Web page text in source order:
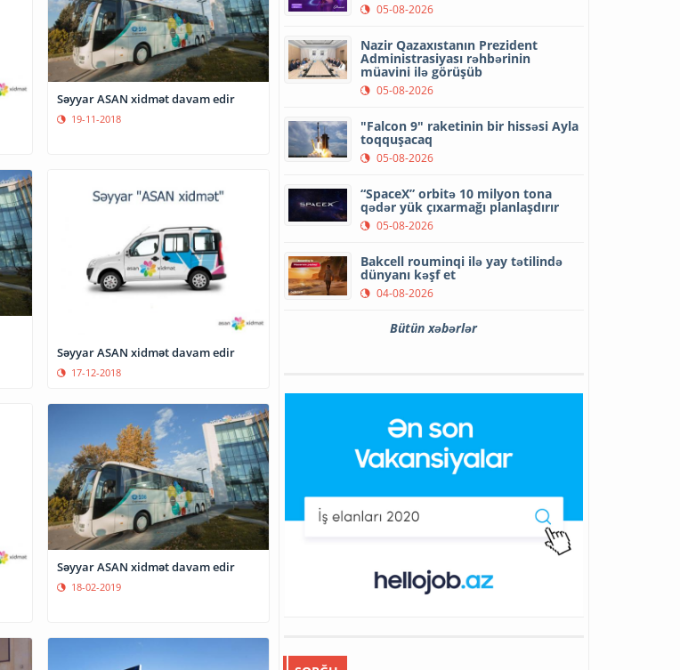
Səyyar ASAN xidmət davam edir
19-11-2018
Səyyar ASAN xidmət davam edir
17-12-2018
Səyyar ASAN xidmət davam edir
18-02-2019
05-08-2026
Nazir Qazaxıstanın Prezident
Administrasiyası rəhbərinin
müavini ilə görüşüb
05-08-2026
"Falcon 9" raketinin bir hissəsi Ayla
toqquşacaq
05-08-2026
“SpaceX” orbitə 10 milyon tona
qədər yük çıxarmağı planlaşdırır
05-08-2026
Bakcell rouminqi ilə yay tətilində
dünyanı kəşf et
04-08-2026
Bütün xəbərlər